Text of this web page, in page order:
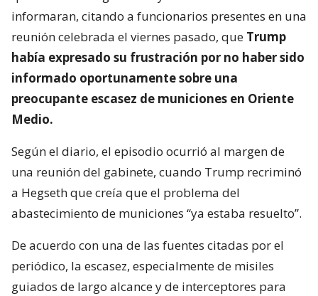
informaran, citando a funcionarios presentes en una
reunión celebrada el viernes pasado, que Trump
había expresado su frustración por no haber sido
informado oportunamente sobre una
preocupante escasez de municiones en Oriente
Medio.
Según el diario, el episodio ocurrió al margen de
una reunión del gabinete, cuando Trump recriminó
a Hegseth que creía que el problema del
abastecimiento de municiones “ya estaba resuelto”.
De acuerdo con una de las fuentes citadas por el
periódico, la escasez, especialmente de misiles
guiados de largo alcance y de interceptores para